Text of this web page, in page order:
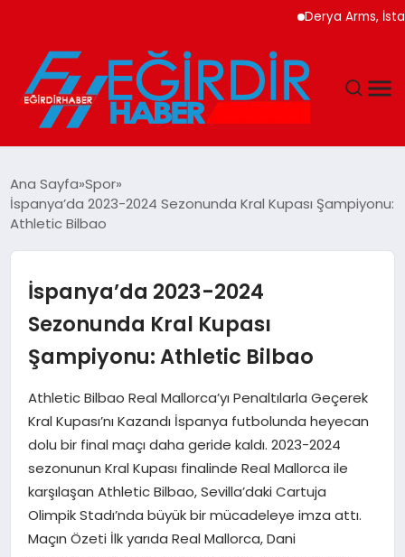
Derya Arms,
EĞITIM
GÜNDEM
MAGAZIN
SIYASET
SPOR
TEKNOLOJI
YAŞAM
Ana Sayfa Spor
İspanya’da 2023-2024 Sezonunda Kral Kupası Şampiyonu:
Athletic Bilbao
İspanya’da 2023-2024
Sezonunda Kral Kupası
Şampiyonu: Athletic Bilbao
Athletic Bilbao Real Mallorca’yı Penaltılarla Geçerek
Kral Kupası’nı Kazandı İspanya futbolunda heyecan
dolu bir final maçı daha geride kaldı. 2023-2024
sezonunun Kral Kupası finalinde Real Mallorca ile
karşılaşan Athletic Bilbao, Sevilla’daki Cartuja
Olimpik Stadı’nda büyük bir mücadeleye imza attı.
Maçın Özeti İlk yarıda Real Mallorca, Dani